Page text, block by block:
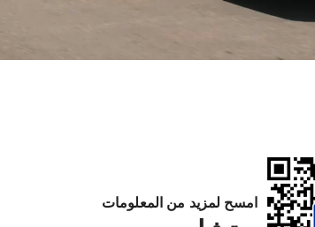
امسح لمزيد من المعلومات